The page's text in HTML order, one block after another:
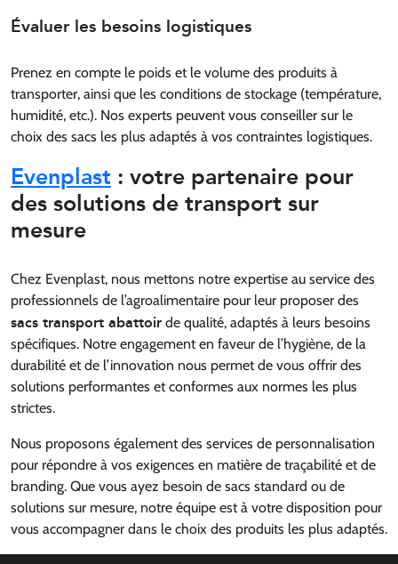
Évaluer les besoins logistiques
Prenez en compte le poids et le volume des produits à
transporter, ainsi que les conditions de stockage (température,
humidité, etc.). Nos experts peuvent vous conseiller sur le
choix des sacs les plus adaptés à vos contraintes logistiques.
Evenplast : votre partenaire pour
des solutions de transport sur
mesure
Chez Evenplast, nous mettons notre expertise au service des
professionnels de l’agroalimentaire pour leur proposer des
sacs transport abattoir de qualité, adaptés à leurs besoins
spécifiques. Notre engagement en faveur de l’hygiène, de la
durabilité et de l’innovation nous permet de vous offrir des
solutions performantes et conformes aux normes les plus
strictes.
Nous proposons également des services de personnalisation
pour répondre à vos exigences en matière de traçabilité et de
branding. Que vous ayez besoin de sacs standard ou de
solutions sur mesure, notre équipe est à votre disposition pour
vous accompagner dans le choix des produits les plus adaptés.